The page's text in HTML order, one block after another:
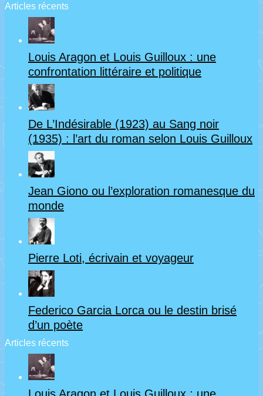
Articles récents
Louis Aragon et Louis Guilloux : une
confrontation littéraire et politique
De L’Indésirable (1923) au Sang noir
(1935) : l’art du roman selon Louis Guilloux
Jean Giono ou l’exploration romanesque du
monde
Pierre Loti, écrivain et voyageur
Federico Garcia Lorca ou le destin brisé
d’un poète
Articles récents